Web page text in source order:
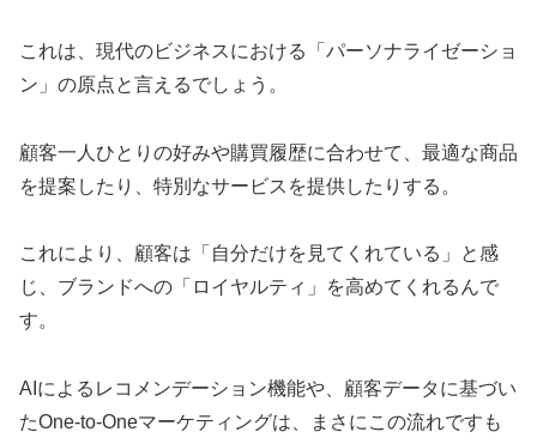
これは、現代のビジネスにおける「パーソナライゼーショ
ン」の原点と言えるでしょう。
顧客一人ひとりの好みや購買履歴に合わせて、最適な商品
を提案したり、特別なサービスを提供したりする。
これにより、顧客は「自分だけを見てくれている」と感
じ、ブランドへの「ロイヤルティ」を高めてくれるんで
す。
AIによるレコメンデーション機能や、顧客データに基づい
たOne-to-Oneマーケティングは、まさにこの流れですも